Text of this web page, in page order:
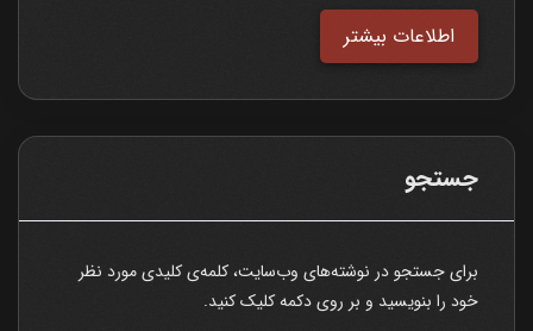
اطلاعات بیشتر
جستجو
برای جستجو در نوشته‌های وب‌سایت، کلمه‌ی کلیدی مورد نظر
خود را بنویسید و بر روی دکمه کلیک کنید.